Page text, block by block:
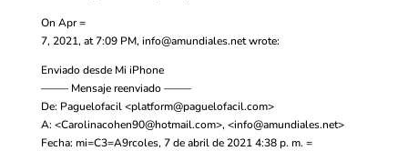
On Apr =
7, 2021, at 7:09 PM, info@amundiales.netwrote:
Enviado desde Mi iPhone
——– Mensaje reenviado ——–
De: Paguelofacil <platform@paguelofacil.com>
A: <Carolinacohen90@hotmail.com>, <info@amundiales.net>
Fecha: mi=C3=A9rcoles, 7 de abril de 2021 4:38 p. m. =